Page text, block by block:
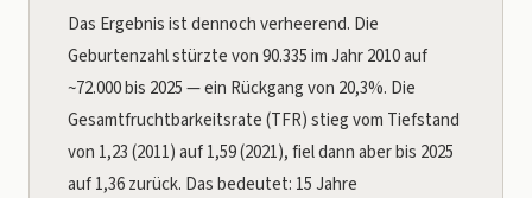
Das Ergebnis ist dennoch verheerend. Die
Geburtenzahl stürzte von 90.335 im Jahr 2010 auf
~72.000 bis 2025 — ein Rückgang von 20,3%. Die
Gesamtfruchtbarkeitsrate (TFR) stieg vom Tiefstand
von 1,23 (2011) auf 1,59 (2021), fiel dann aber bis 2025
auf 1,36 zurück. Das bedeutet: 15 Jahre